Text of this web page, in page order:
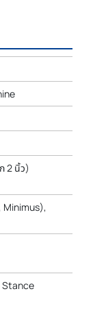
2 นิ้ว)
Minimus),
Stance